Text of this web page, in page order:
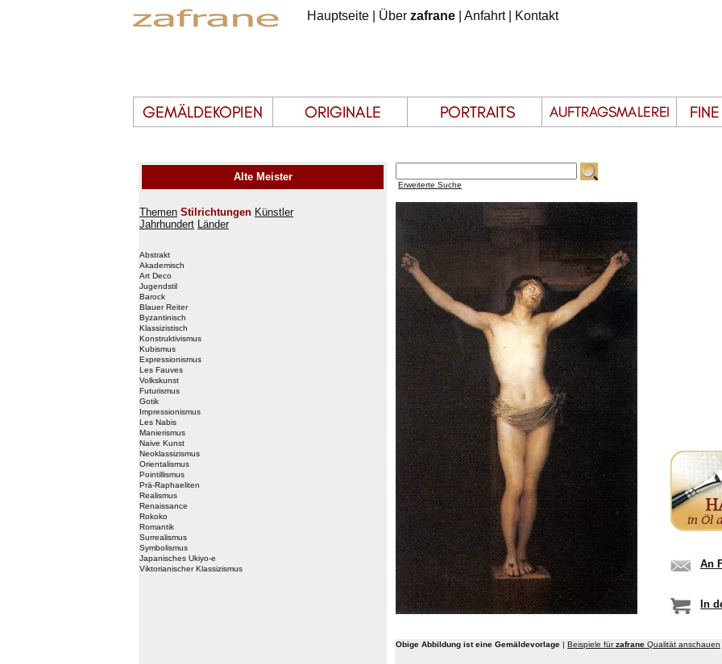
Hauptseite Über zafrane Anfahrt| Kontakt
Alte Meister
Themen Stilrichtungen Künstler
Jahrhundert Länder
Abstrakt
Akademisch
Art Deco
Jugendstil
Barock
Blauer Reiter
Byzantinisch
Klassizistisch
Konstruktivismus
Kubismus
Expressionismus
Les Fauves
Volkskunst
Futurismus
Gotik
Impressionismus
Les Nabis
Manierismus
Naive Kunst
Neoklassizismus
Orientalismus
Pointillismus
Prä-Raphaeliten
Realismus
Renaissance
Rokoko
Romantik
Surrealismus
Symbolismus
Japanisches Ukiyo-e
Viktorianischer Klassizismus
Erweiterte Suche
An
In
Obige Abbildung ist eine Gemäldevorlage | Beispiele fürzafrane Qualität anschauen